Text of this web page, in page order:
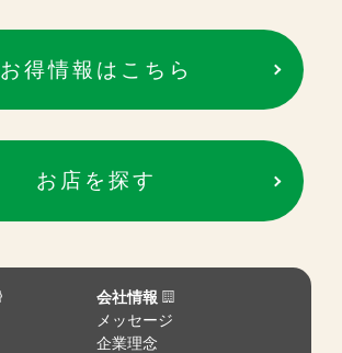
お得情報はこちら
お店を探す
会社情報
メッセージ
企業理念